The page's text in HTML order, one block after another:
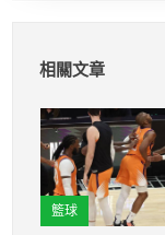
相關文章
籃球